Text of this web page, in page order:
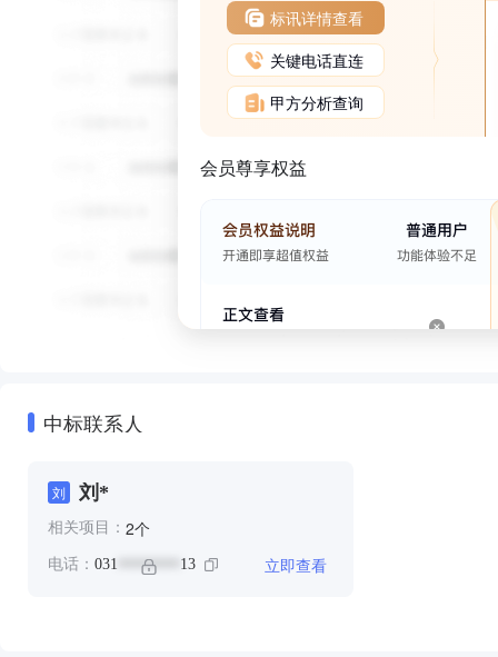
标讯详情查看
关键电话直连
甲方分析查询
会员尊享权益
中标联系人
刘 刘*
相关项目： 2个
电话： 031 ******** 13 立即查看